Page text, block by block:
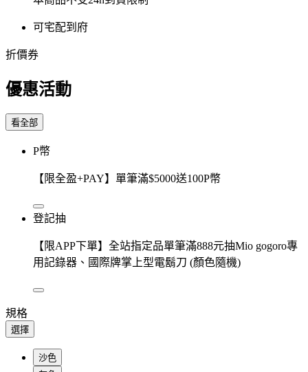
可宅配到府
折價券
優惠活動
看全部
P幣
【限全盈+PAY】單筆滿$5000送100P幣
登記抽
【限APP下單】全站指定品單筆滿888元抽Mio gogoro專
用記錄器、國際牌掌上型電鬍刀 (顏色隨機)
規格
選擇
沙色